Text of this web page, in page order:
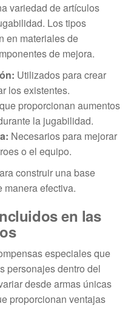
variedad de artículos
Los tipos
en materiales de
de mejora.
Utilizados para crear
los existentes.
proporcionan aumentos
la jugabilidad.
Necesarios para mejorar
o el equipo.
construir una base
efectiva.
en las
especiales que
personajes dentro del
desde armas únicas
proporcionan ventajas